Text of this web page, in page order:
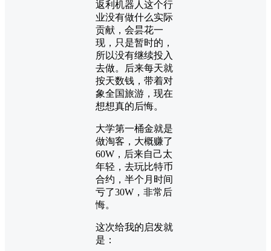
返利机器人这个行
业没有做什么实际
贡献，会昙花一
现，只是暂时的，
所以没有继续投入
去做。后来每天就
按天数钱，带着对
象全国旅游，现在
想想真的后悔。
大学第一桶金就是
做淘客，大概赚了
60W，后来自己太
年轻，去玩比特币
合约，半个月时间
亏了30W，非常后
悔。
这次给我的启发就
是：